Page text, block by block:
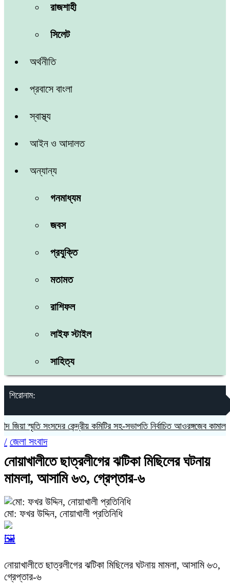
রাজশাহী
সিলেট
অর্থনীতি
প্রবাসে বাংলা
স্বাস্থ্য
আইন ও আদালত
অন্যান্য
গনমাধ্যম
জবস
প্রযুক্তি
মতামত
রাশিফল
লাইফ স্টাইল
সাহিত্য
শিরোনাম:
স্মৃতি সংসদের কেন্দ্রীয় কমিটির সহ-সভাপতি নির্বাচিত আওরঙ্গজেব কামাল
/ জেলা সংবাদ
নোয়াখালীতে ছাত্রলীগের ঝটিকা মিছিলের ঘটনায়
মামলা, আসামি ৬৩, গ্রেপ্তার-৬
মো: ফখর উদ্দিন, নোয়াখালী প্রতিনিধি
🖼️
নোয়াখালীতে ছাত্রলীগের ঝটিকা মিছিলের ঘটনায় মামলা, আসামি ৬৩,
গ্রেপ্তার-৬